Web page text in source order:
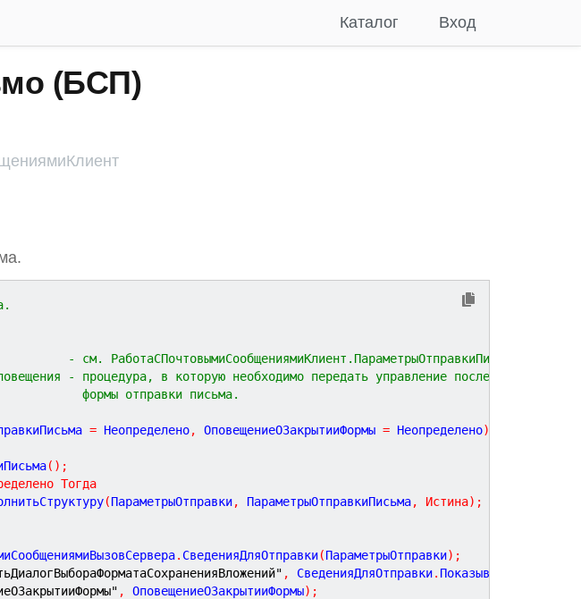
Вход
Каталог
(БСП)
- см. РаботаСПочтовымиСообщениямиКлиент.ПараметрыОтправкиПисьма.
- процедура, в которую необходимо передать управление после закрытия
отправки письма.
= Неопределено, ОповещениеОЗакрытииФормы = Неопределено)
( ) ;
Тогда
(ПараметрыОтправки, ПараметрыОтправкиПисьма, Истина) ;
. СведенияДляОтправки(ПараметрыОтправки) ;
, СведенияДляОтправки.
, ОповещениеОЗакрытииФормы) ;